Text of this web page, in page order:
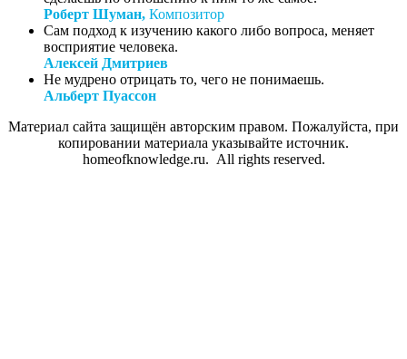
Роберт Шуман, Композитор
Сам подход к изучению какого либо вопроса, меняет
восприятие человека.
Алексей Дмитриев
Не мудрено отрицать то, чего не понимаешь.
Альберт Пуассон
Материал сайта защищён авторским правом. Пожалуйста, при
копировании материала указывайте источник.
homeofknowledge.ru. All rights reserved.